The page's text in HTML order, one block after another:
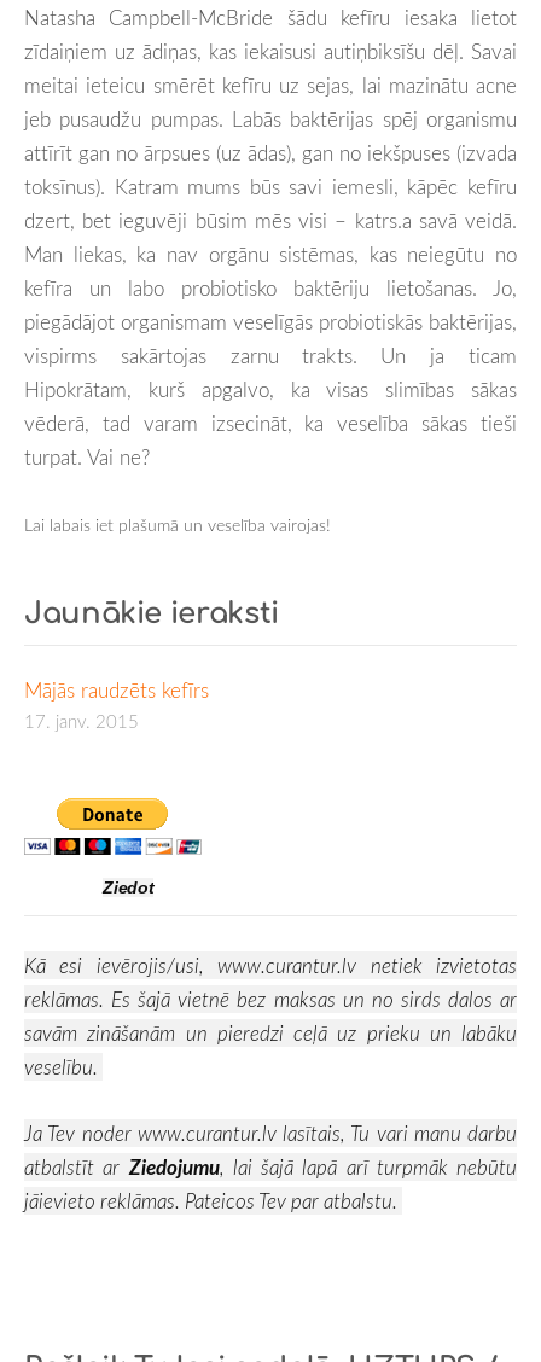
Jaunākie ieraksti
Mājās raudzēts kefīrs
17. janv. 2015
Ziedot
Kā esi ievērojis/usi, www.curantur.lv netiek izvietotas
reklāmas. Es šajā vietnē bez maksas un no sirds dalos ar
savām zināšanām un pieredzi ceļā uz prieku un labāku
veselību.
Ja Tev noder www.curantur.lvlasītais, Tu vari manu darbu
atbalstīt ar Ziedojumu, lai šajā lapā arī turpmāk nebūtu
jāievieto reklāmas. Pateicos Tev par atbalstu.
Natasha Campbell-McBride šādu kefīru iesaka lietot
zīdaiņiem uz ādiņas, kas iekaisusi autiņbiksīšu dēļ. Savai
meitai ieteicu smērēt kefīru uz sejas, lai mazinātu acne
jeb pusaudžu pumpas. Labās baktērijas spēj organismu
attīrīt gan no ārpsues (uz ādas), gan no iekšpuses (izvada
toksīnus). Katram mums būs savi iemesli, kāpēc kefīru
dzert, bet ieguvēji būsim mēs visi – katrs.a savā veidā.
Man liekas, ka nav orgānu sistēmas, kas neiegūtu no
kefīra un labo probiotisko baktēriju lietošanas. Jo,
piegādājot organismam veselīgās probiotiskās baktērijas,
vispirms sakārtojas zarnu trakts. Un ja ticam
Hipokrātam, kurš apgalvo, ka visas slimības sākas
vēderā, tad varam izsecināt, ka veselība sākas tieši
turpat. Vai ne?
Lai labais iet plašumā un veselība vairojas!